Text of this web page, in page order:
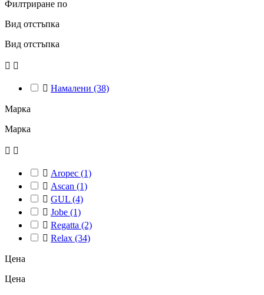
Филтриране по
Вид отстъпка
Вид отстъпка
 
 Намалени (38)
Марка
Марка
 
 Aropec (1)
 Ascan (1)
 GUL (4)
 Jobe (1)
 Regatta (2)
 Relax (34)
Цена
Цена